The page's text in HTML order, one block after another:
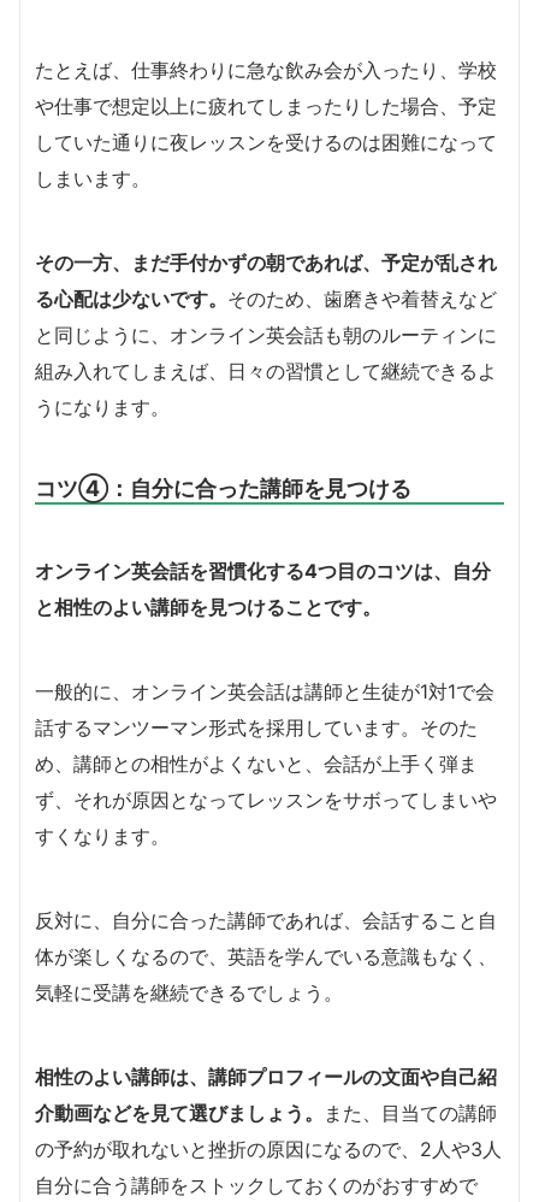
たとえば、仕事終わりに急な飲み会が入ったり、学校
や仕事で想定以上に疲れてしまったりした場合、予定
していた通りに夜レッスンを受けるのは困難になって
しまいます。
その一方、まだ手付かずの朝であれば、予定が乱され
る心配は少ないです。 そのため、歯磨きや着替えなど
と同じように、オンライン英会話も朝のルーティンに
組み入れてしまえば、日々の習慣として継続できるよ
うになります。
コツ④：自分に合った講師を見つける
オンライン英会話を習慣化する4つ目のコツは、自分
と相性のよい講師を見つけることです。
一般的に、オンライン英会話は講師と生徒が1対1で会
話するマンツーマン形式を採用しています。そのた
め、講師との相性がよくないと、会話が上手く弾ま
ず、それが原因となってレッスンをサボってしまいや
すくなります。
反対に、自分に合った講師であれば、会話すること自
体が楽しくなるので、英語を学んでいる意識もなく、
気軽に受講を継続できるでしょう。
相性のよい講師は、講師プロフィールの文面や自己紹
介動画などを見て選びましょう。
また、目当ての講師
の予約が取れないと挫折の原因になるので、2人や3人
自分に合う講師をストックしておくのがおすすめで